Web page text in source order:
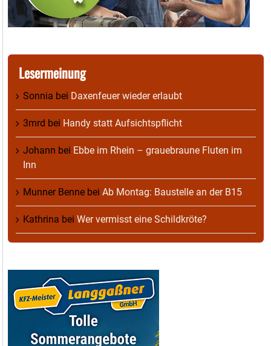
Lesermeinung
Sonnia bei Daxenfeuer wieder erlaubt
3mrd bei Handy statt Aufsichtspflicht
Johann bei Ebbe im Rhein – grauebraune Fluten im
Inn
Munner Benne bei Ab Montag: Baustelle an der B15
Kathrina bei Wer vermisst eine Schildkröte?